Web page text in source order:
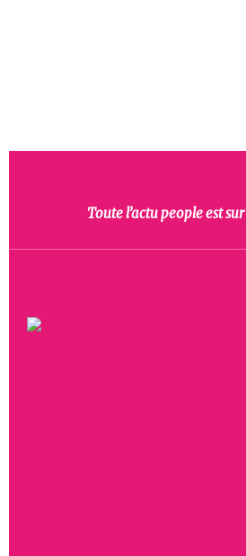
Toute l’actu people est sur